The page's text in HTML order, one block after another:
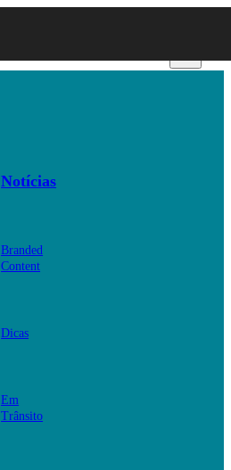
Notícias
Branded
Content
Dicas
Em
Trânsito